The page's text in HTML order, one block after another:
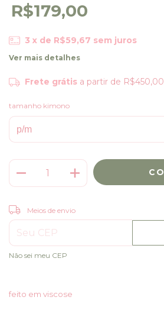
R$179,00
3 x de R$59,67 sem juros
Ver mais detalhes
Frete grátis a partir de R$450,00
tamanho kimono
Entregas para o CEP:
Meios de envio
Não sei meu CEP
feito em viscose